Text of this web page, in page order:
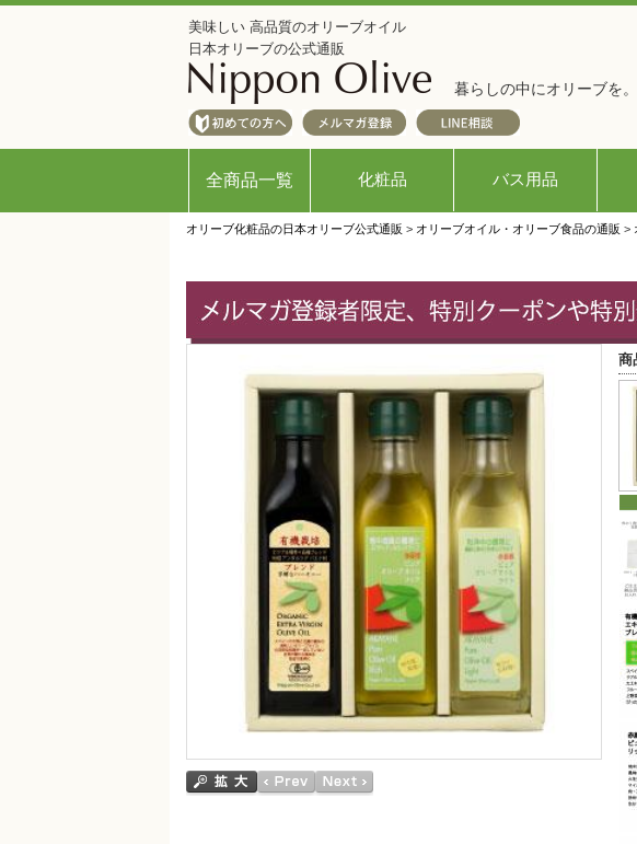
美味しい 高品質のオリーブオイル
日本オリーブの公式通販
暮らしの中にオリーブを。
全商品一覧 化粧品 バス用品
オリーブ化粧品の日本オリーブ公式通販 > オリーブオイル・オリーブ食品の通販 >
商